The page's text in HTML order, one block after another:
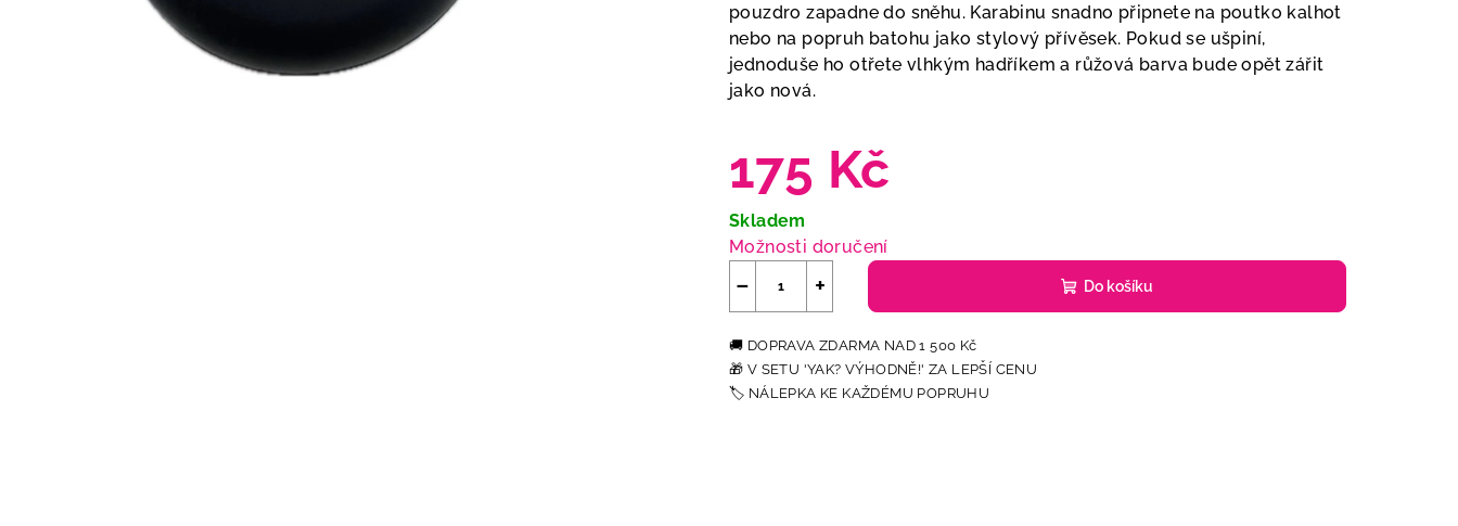
pouzdro zapadne do sněhu. Karabinu snadno připnete na poutko kalhot
nebo na popruh batohu jako stylový přívěsek. Pokud se ušpiní,
jednoduše ho otřete vlhkým hadříkem a růžová barva bude opět zářit
jako nová.
175 Kč
Měrná
cena:
Skladem
Možnosti doručení
+
− Do košíku